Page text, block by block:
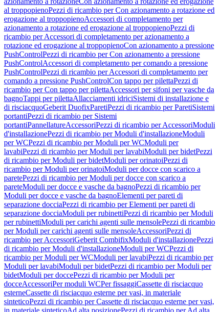
al troppopienoPezzi di ricambio per Con azionamento a rotazione ed
erogazione al troppopienoAccessori di completamento per
azionamento a rotazione ed erogazione al troppopienoPezzi di
ricambio per Accessori di completamento per azionamento a
rotazione ed erogazione al troppopienoCon azionamento a pressione
PushControlPezzi di ricambio per Con azionamento a pressione
PushControlAccessori di completamento per comando a pressione
PushControlPezzi di ricambio per Accessori di completamento per
comando a pressione PushControlCon tappo per pilettaPezzi di
ricambio per Con tappo per pilettaAccessori per sifoni per vasche da
bagnoTappi per pilettaAllacciamenti idriciSistemi di installazione e
di risciacquoGeberit DuofixParetiPezzi di ricambio per ParetiSistemi
portantiPezzi di ricambio per Sistemi
portantiPannellatureAccessoriPezzi di ricambio per AccessoriModuli
d'installazionePezzi di ricambio per Moduli d'installazioneModuli
per WCPezzi di ricambio per Moduli per WCModuli per
lavabiPezzi di ricambio per Moduli per lavabiModuli per bidetPezzi
di ricambio per Moduli per bidetModuli per orinatoiPezzi di
ricambio per Moduli per orinatoiModuli per docce con scarico a
paretePezzi di ricambio per Moduli per docce con scarico a
pareteModuli per docce e vasche da bagnoPezzi di ricambio per
Moduli per docce e vasche da bagnoElementi per pareti di
separazione docciaPezzi di ricambio per Elementi per pareti di
separazione docciaModuli per rubinettiPezzi di ricambio per Moduli
per rubinettiModuli per carichi agenti sulle mensolePezzi di ricambio
per Moduli per carichi agenti sulle mensoleAccessoriPezzi di
ricambio per AccessoriGeberit CombifixModuli d'installazionePezzi
di ricambio per Moduli d'installazioneModuli per WCPezzi di
ricambio per Moduli per WCModuli per lavabiPezzi di ricambio per
Moduli per lavabiModuli per bidetPezzi di ricambio per Moduli per
bidetModuli per doccePezzi di ricambio per Moduli per
docceAccessoriPer moduli WCPer fissaggiCassette di risciacquo
esterneCassette di risciacquo esterne per vasi, in materiale
sinteticoPezzi di ricambio per Cassette di risciacquo esterne per vasi,
in materiale sinteticoAd alta posizionePezzi di ricambio per Ad alta